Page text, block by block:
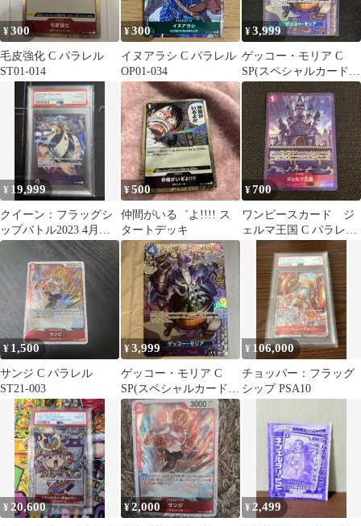
¥300
毛皮強化 C パラレル
ST01-014
¥300
イヌアラシ C パラレル
OP01-034
¥3,999
ゲッコー・モリア C
SP(スペシャルカード)
ST03-004
¥ 19,999
クイーン：フラッグシ
ップバトル2023 4月ベ
スト8記念品 psa10
¥500
仲間がいる゛よ!!!! ス
タートデッキ
¥700
ワンピースカード ジ
ェルマ王国 C パラレル
OP06-079
¥ 1,500
サンジ C パラレル
ST21-003
¥3,999
ゲッコー・モリア C
SP(スペシャルカード)
ST03-004
¥ 106,000
チョッパー：フラッグ
シップ PSA10
¥ 20,600 ¥2,000 ¥ 2,499